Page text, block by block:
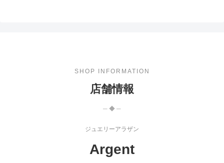
SHOP INFORMATION
店舗情報
─ ◆ ─
ジュエリーアラザン
Argent